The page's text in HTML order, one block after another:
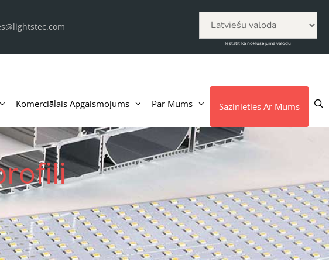
Iestatīt kā noklusējuma valodu
Komerciālais Apgaismojums Par Mums Sazinieties Ar Mums